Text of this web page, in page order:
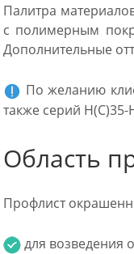
Палитра
с полимерным
Дополнительные
По желанию
также серий Н(С)35-
Область
Профлист
для возведения